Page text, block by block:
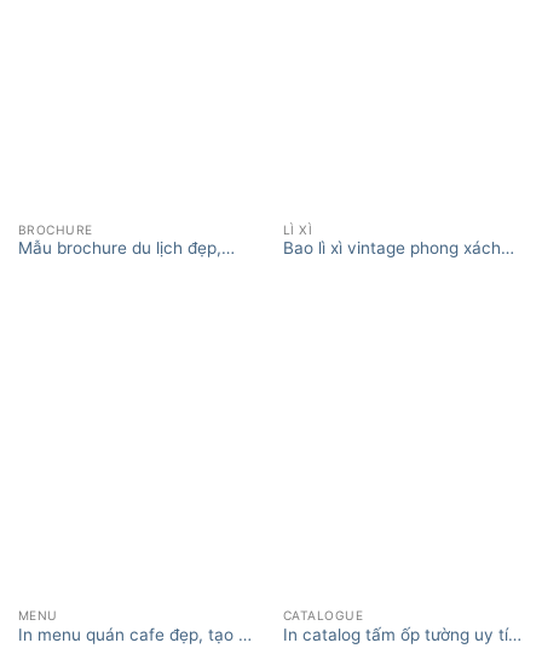
BROCHURE
Mẫu brochure du lịch đẹp,
LÌ XÌ
Bao lì xì vintage phong xách
MENU
In menu quán cafe đẹp, tạo ấn
CATALOGUE
In catalog tấm ốp tường uy tín
XEM THÊM